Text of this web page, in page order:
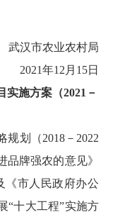
武汉市农业农村局
2021年12月15日
实施方案（2021－
规划（2018－2022
牌强农的意见》
《市人民政府办公
“十大工程”实施方